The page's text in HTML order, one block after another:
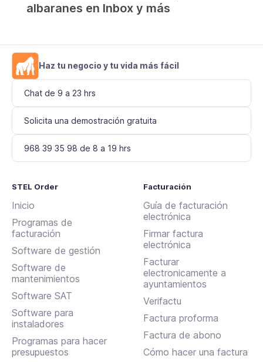
albaranes en Inbox y más
Haz tu negocio y tu vida más fácil
Chat de 9 a 23 hrs
Solicita una demostración gratuita
968 39 35 98 de 8 a 19 hrs
STEL Order
Inicio
Programas de
facturación
Software de gestión
Software de
mantenimientos
Software SAT
Software para
instaladores
Programas para hacer
presupuestos
Facturación
Guía de facturación
electrónica
Firmar factura
electrónica
Facturar
electronicamente a
ayuntamientos
Verifactu
Factura proforma
Factura de abono
Cómo hacer una factura